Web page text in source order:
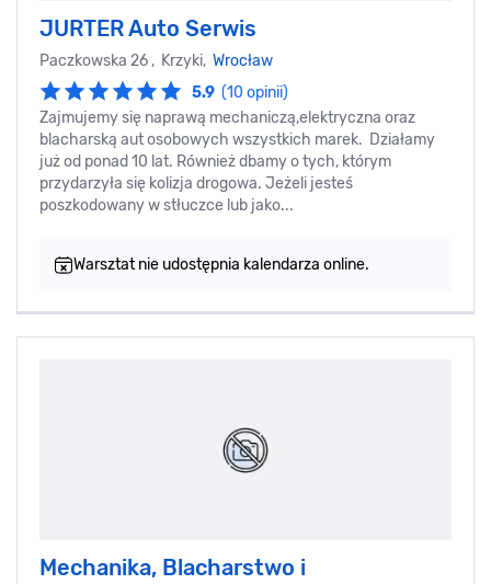
JURTER Auto Serwis
Paczkowska 26 , Krzyki, Wrocław
5.9 (10 opinii)
Zajmujemy się naprawą mechaniczą,elektryczna oraz
blacharską aut osobowych wszystkich marek. Działamy
już od ponad 10 lat. Również dbamy o tych, którym
przydarzyła się kolizja drogowa. Jeżeli jesteś
poszkodowany w stłuczce lub jako...
Warsztat nie udostępnia kalendarza online.
Mechanika, Blacharstwo i